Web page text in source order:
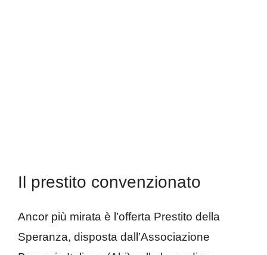
Il prestito convenzionato
Ancor più mirata è l’offerta Prestito della
Speranza, disposta dall’Associazione